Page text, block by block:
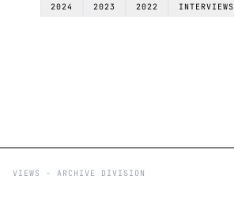
2024 2023 2022 INTERVIEWS
VIEWS - ARCHIVE DIVISION